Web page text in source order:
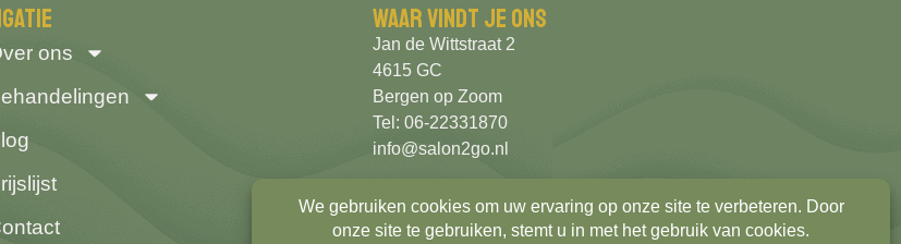
ons
Waar vindt je ons
Jan de Wittstraat 2
4615 GC
Bergen op Zoom
Tel: 06-22331870
info@salon2go.nl